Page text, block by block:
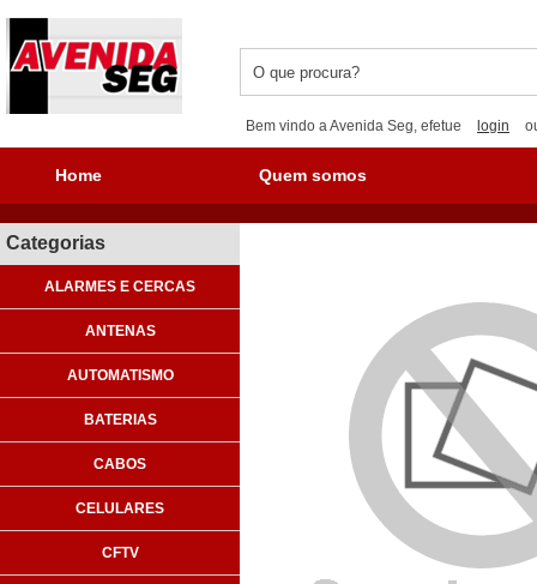
Bem vindo a Avenida Seg, efetue login
Home Quem somos
Categorias
ALARMES E CERCAS
ANTENAS
AUTOMATISMO
BATERIAS
CABOS
CELULARES
CFTV